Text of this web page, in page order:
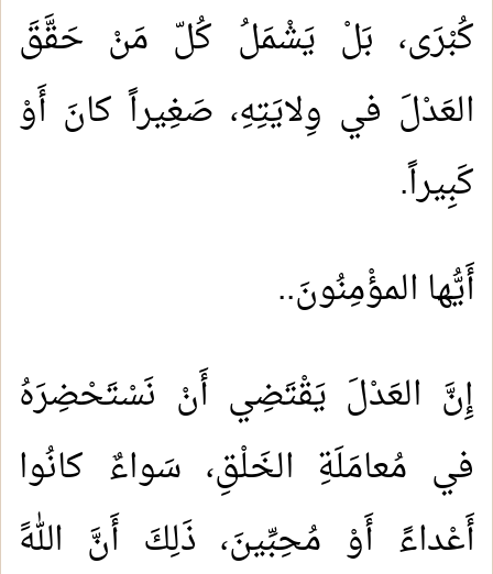
كُبْرَى، بَلْ يَشْمَلُ كُلّ مَنْ حَقَّقَ
العَدْلَ في وِلايَتِهِ، صَغِيراً كانَ أَوْ
كَبِيراً.
أَيُّها المؤْمِنُونَ..
إِنَّ العَدْلَ يَقْتَضِي أَنْ نَسْتَحْضِرَهُ
في مُعامَلَةِ الخَلْقِ، سَواءٌ كانُوا
أَعْداءً أَوْ مُحِبِّينَ، ذَلِكَ أَنَّ اللهََ